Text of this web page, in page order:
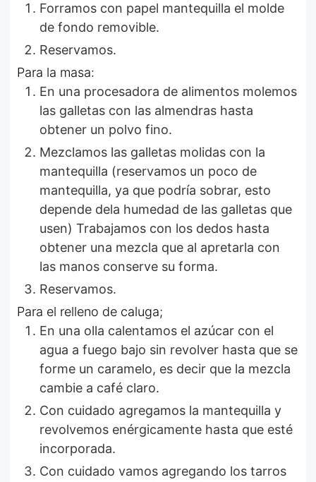
Forramos con papel mantequilla el molde
de fondo removible.
Reservamos.
Para la masa:
En una procesadora de alimentos molemos
las galletas con las almendras hasta
obtener un polvo fino.
Mezclamos las galletas molidas con la
mantequilla (reservamos un poco de
mantequilla, ya que podría sobrar, esto
depende dela humedad de las galletas que
usen) Trabajamos con los dedos hasta
obtener una mezcla que al apretarla con
las manos conserve su forma.
Reservamos.
Para el relleno de caluga;
En una olla calentamos el azúcar con el
agua a fuego bajo sin revolver hasta que se
forme un caramelo, es decir que la mezcla
cambie a café claro.
Con cuidado agregamos la mantequilla y
revolvemos enérgicamente hasta que esté
incorporada.
Con cuidado vamos agregando los tarros